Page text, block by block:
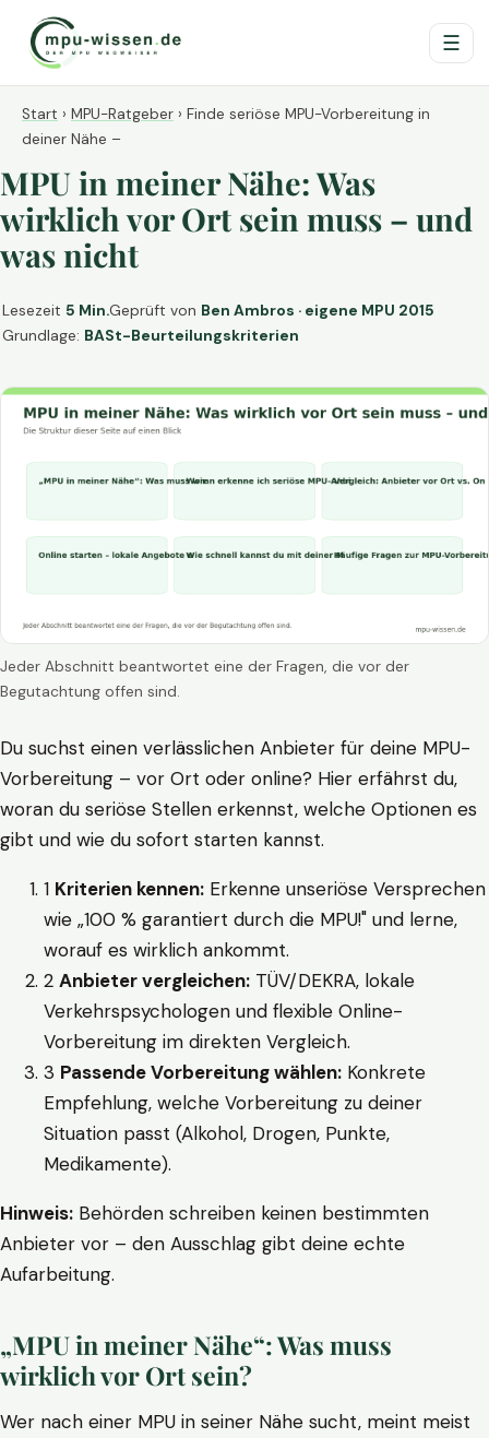
☰
Start › MPU-Ratgeber › Finde seriöse MPU-Vorbereitung in
deiner Nähe –
MPU in meiner Nähe: Was
wirklich vor Ort sein muss – und
was nicht
Lesezeit 5 Min.Geprüft von Ben Ambros · eigene MPU 2015
Grundlage: BASt-Beurteilungskriterien
Jeder Abschnitt beantwortet eine der Fragen, die vor der
Begutachtung offen sind.
Du suchst einen verlässlichen Anbieter für deine MPU-
Vorbereitung – vor Ort oder online? Hier erfährst du,
woran du seriöse Stellen erkennst, welche Optionen es
gibt und wie du sofort starten kannst.
1 Kriterien kennen: Erkenne unseriöse Versprechen
wie „100 % garantiert durch die MPU!" und lerne,
worauf es wirklich ankommt.
2 Anbieter vergleichen: TÜV/DEKRA, lokale
Verkehrspsychologen und flexible Online-
Vorbereitung im direkten Vergleich.
3 Passende Vorbereitung wählen: Konkrete
Empfehlung, welche Vorbereitung zu deiner
Situation passt (Alkohol, Drogen, Punkte,
Medikamente).
Hinweis: Behörden schreiben keinen bestimmten
Anbieter vor – den Ausschlag gibt deine echte
Aufarbeitung.
„MPU in meiner Nähe“: Was muss
wirklich vor Ort sein?
Wer nach einer MPU in seiner Nähe sucht, meint meist